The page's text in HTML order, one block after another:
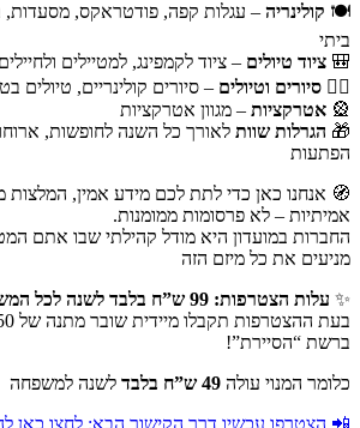
🍽️ קולינריה – עגלות קפה, פודטראקס, מסעדות,
ביתי
🎒 ציוד טיולים – ציוד לקמפינג, למטיילים ולחיילים
🚶‍♂️ סיורים וטיולים – סיורים קולינריים, טיולים
🎡 אטרקציות – מגוון אטרקציות
🎁 הגרלות שוות לאורך כל השנה לחופשות,
הפתעות
🧭 אנחנו כאן כדי לתת לכם מידע אמין,
אמיתיות – לא פרסומות ממומנות.
החברות במועדון היא מודל קהילתי שבו אתם
מניעים את כל מיזם הזה
✨ עלות הצטרפות: 99 ש”ח בלבד לשנה לכל המשפחה
ברשת “הסיירת”!
כלומר המנוי עולה 49 ש”ח בלבד
לשנה למשפחה